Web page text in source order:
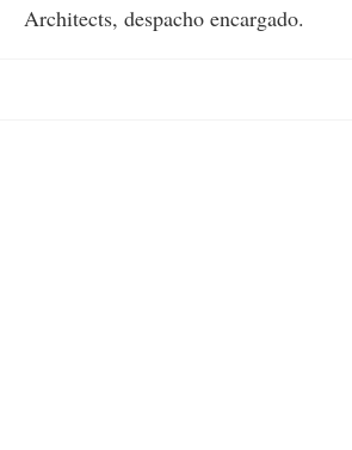
Architects, despacho encargado.